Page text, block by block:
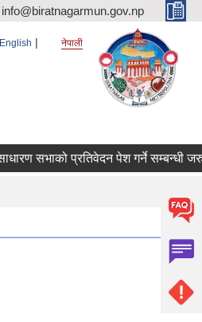
info@biratnagarmun.gov.np
English नेपाली
सभाको प्रतिवेदन पेश गर्ने सम्बन्धी